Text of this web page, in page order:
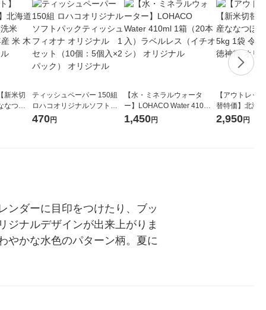
新米切
なつぼ
和7年産
ティッシュペーパー 150組
ロハコオリジナルソフトパ
ックティッシュ フィオナ オ
470円
【水・ミネラルウォータ
ー】LOHACO Water 410ml
1箱（20本入）ラベルレス
1,450円
【アウトレッ
替特価】北海
し 精白米 5kg
2,950円
ンダーに目印をつけたり、ブッ
ジナルデザインが出来上がりま
やかな水色のパターン柄。夏に